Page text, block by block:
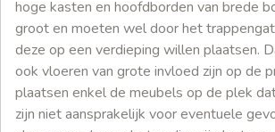
hoge kasten en hoofdborden van brede
groot en moeten wel door het
deze op een verdieping willen plaatsen.
ook vloeren van grote invloed zijn op de
plaatsen enkel de meubels op de plek
zijn niet aansprakelijk voor eventuele